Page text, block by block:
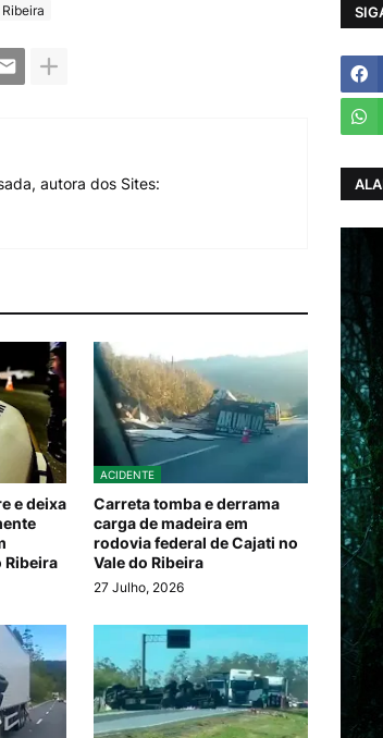
autora dos Sites:
e deixa
Ribeira
ACIDENTE
Carreta tomba e derrama
carga de madeira em
rodovia federal de Cajati no
Vale do Ribeira
27 Julho, 2026